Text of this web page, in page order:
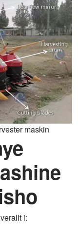
maskin
i: